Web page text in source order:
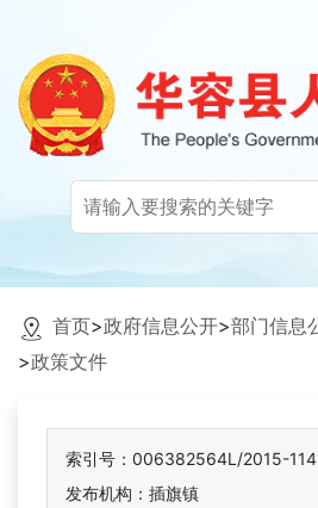
首页>政府信息公开>部门信息
>政策文件
索引号：006382564L/2015-
发布机构：插旗镇